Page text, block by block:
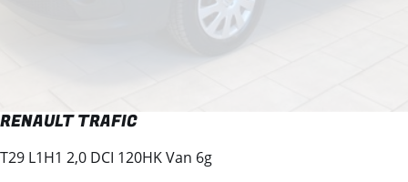
RENAULT TRAFIC
T29 L1H1 2,0 DCI 120HK Van 6g